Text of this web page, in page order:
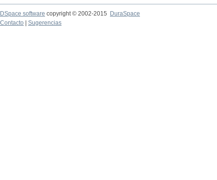
DSpace software copyright © 2002-2015
DuraSpace
Contacto
Sugerencias